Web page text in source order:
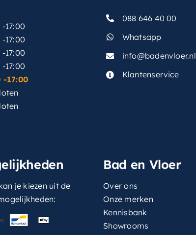
-17:00
-17:00
-17:00
-17:00
-17:00
088 646 40 00
Whatsapp
info@badenvloer.nl
Klantenservice
je kiezen uit de
Bad en Vloer
Over ons
Onze merken
Kennisbank
Showrooms